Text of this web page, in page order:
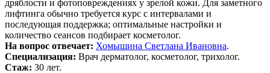
дряблости и фотоповреждениях у зрелой кожи. Для заметного
лифтинга обычно требуется курс с интервалами и
последующая поддержка; оптимальные настройки и
количество сеансов подбирает косметолог.
На вопрос отвечает: Хомышина Светлана Ивановна.
Специализация: Врач дерматолог, косметолог, трихолог.
Стаж: 30 лет.